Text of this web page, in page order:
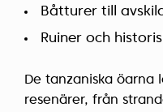
Båtturer till
Ruiner och
De tanzaniska öarna
resenärer, från